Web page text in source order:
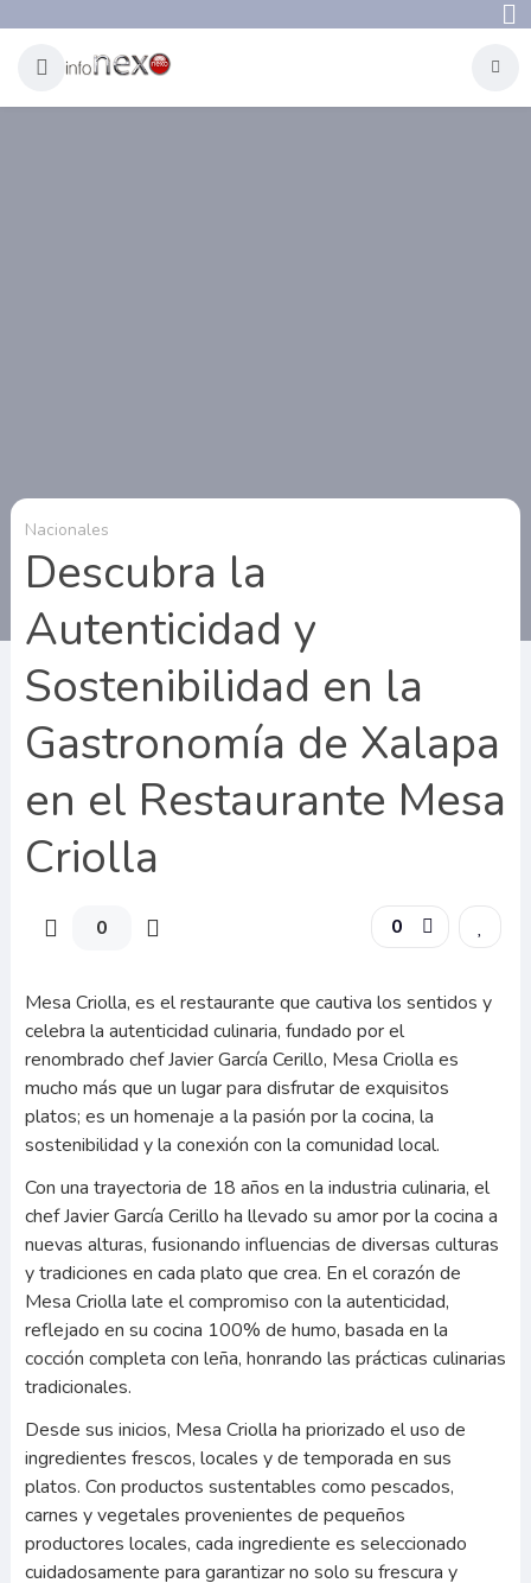
Nacionales
Descubra la
Autenticidad y
Sostenibilidad en la
Gastronomía de Xalapa
en el Restaurante Mesa
Criolla
0 0
Mesa Criolla, es el restaurante que cautiva los sentidos y
celebra la autenticidad culinaria, fundado por el
renombrado chef Javier García Cerillo, Mesa Criolla es
mucho más que un lugar para disfrutar de exquisitos
platos; es un homenaje a la pasión por la cocina, la
sostenibilidad y la conexión con la comunidad local.
Con una trayectoria de 18 años en la industria culinaria, el
chef Javier García Cerillo ha llevado su amor por la cocina a
nuevas alturas, fusionando influencias de diversas culturas
y tradiciones en cada plato que crea. En el corazón de
Mesa Criolla late el compromiso con la autenticidad,
reflejado en su cocina 100% de humo, basada en la
cocción completa con leña, honrando las prácticas culinarias
tradicionales.
Desde sus inicios, Mesa Criolla ha priorizado el uso de
ingredientes frescos, locales y de temporada en sus
platos. Con productos sustentables como pescados,
carnes y vegetales provenientes de pequeños
productores locales, cada ingrediente es seleccionado
cuidadosamente para garantizar no solo su frescura y